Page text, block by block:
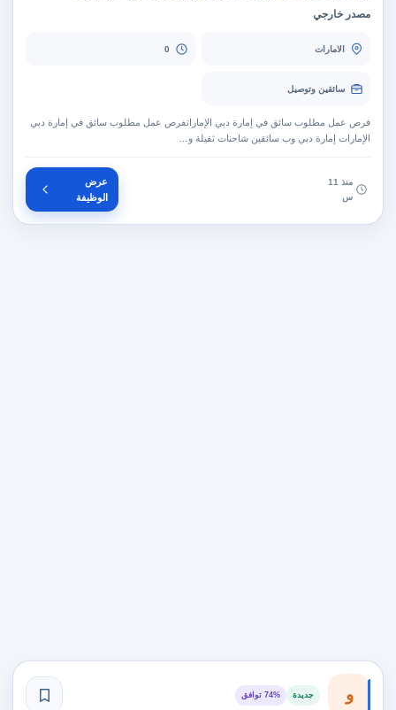
مصدر خارجي
الامارات 0
سائقين وتوصيل
فرص عمل مطلوب سائق في إمارة دبي الإماراتفرص عمل مطلوب سائق في إمارة دبي
الإمارات إمارة دبي وب سائقين شاحنات ثقيلة و…
منذ 11
س
عرض
الوظيفة
و جديدة 74% توافق